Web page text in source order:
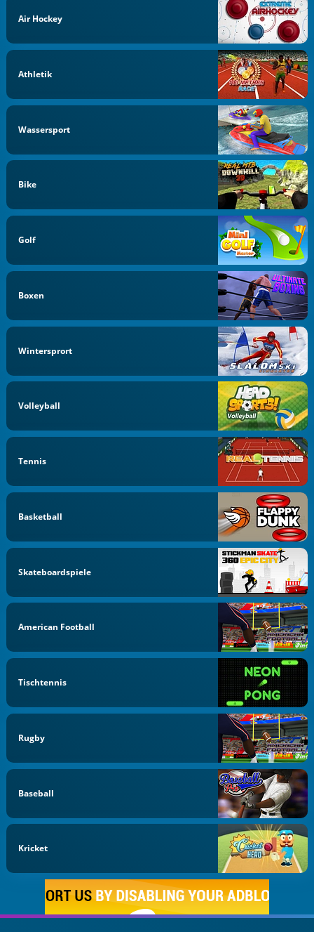
Air Hockey
Athletik
Wassersport
Bike
Golf
Boxen
Wintersprort
Volleyball
Tennis
Basketball
Skateboardspiele
American Football
Tischtennis
Rugby
Baseball
Kricket